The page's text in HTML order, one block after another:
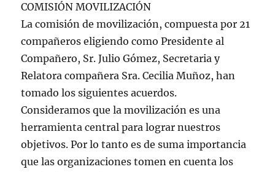
COMISIÓN MOVILIZACIÓN
La comisión de movilización, compuesta por 21
compañeros eligiendo como Presidente al
Compañero, Sr. Julio Gómez, Secretaria y
Relatora compañera Sra. Cecilia Muñoz, han
tomado los siguientes acuerdos.
Consideramos que la movilización es una
herramienta central para lograr nuestros
objetivos. Por lo tanto es de suma importancia
que las organizaciones tomen en cuenta los